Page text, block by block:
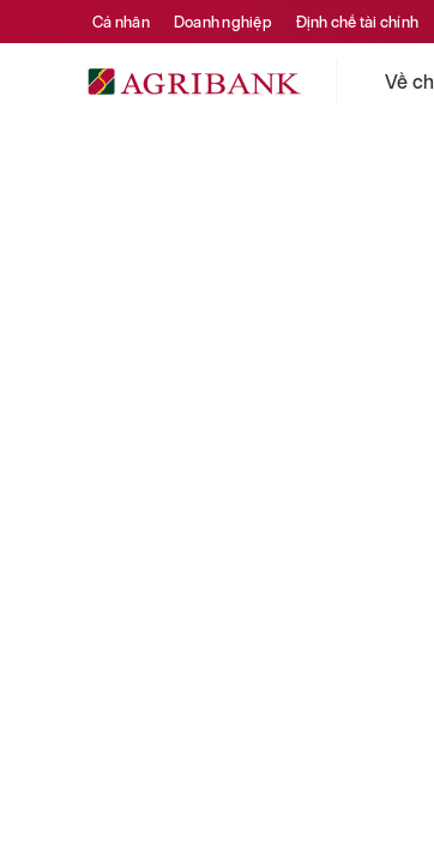
Cá nhân Doanh nghiệp Định chế tài chính
Về